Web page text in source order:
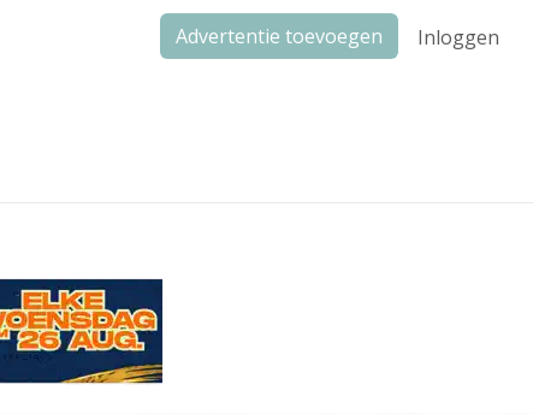
Advertentie toevoegen Inloggen